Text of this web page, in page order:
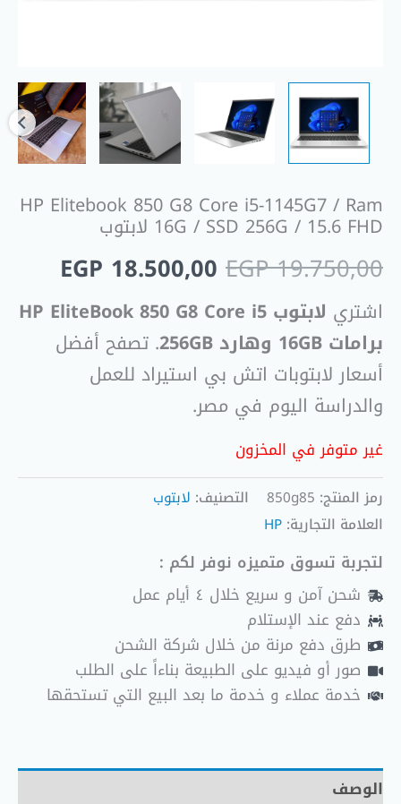
HP Elitebook 850 G8 Core i5-1145G7 / Ram
16G / SSD 256G / 15.6 FHD لابتوب
EGP19.750,00
EGP 18.500,00
اشتري
لابتوب HP EliteBook 850 G8 Core i5
برامات 16GB وهارد 256GB
. تصفح أفضل
أسعار لابتوبات اتش بي استيراد للعمل
والدراسة اليوم في مصر.
غير متوفر في المخزون
رمز المنتج: 850g85 التصنيف: لابتوب
العلامة التجارية: HP
لتجربة تسوق متميزه نوفر لكم :
شحن آمن و سريع خلال ٤ أيام عمل
دفع عند الإستلام
طرق دفع مرنة من خلال شركة الشحن
صور أو فيديو على الطبيعة بناءاً على الطلب
خدمة عملاء و خدمة ما بعد البيع التي تستحقها
الوصف